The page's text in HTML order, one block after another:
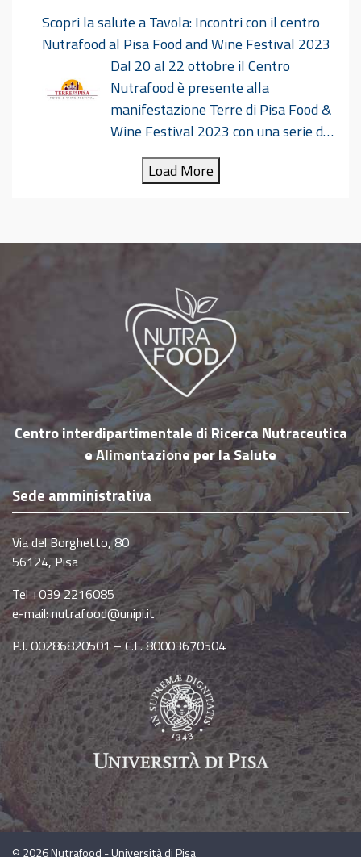
contemporanea: norme sensoriali e norme
sperimentali nel settore alimentare”
nell’ambito del Nutridialogo. Norme sensoriali e
sperimentali_15-16 marzo 2024.pdf
Scopri la salute a Tavola: Incontri con il centro
Nutrafood al Pisa Food and Wine Festival 2023
Dal 20 al 22 ottobre il Centro
Nutrafood è presente alla
manifestazione Terre di Pisa Food &
Wine Festival 2023 con una serie di
iniziative dal titolo “Scopri la salute a Tavola”.
Durante tutta la durata della manifestazione
indicazioni sugli alimenti ed una dieta
equilibrata, nonché sugli accorgimenti e
precauzioni da seguire per garantire la
sicurezza (aspetti igienico-sanitari) degli
alimenti. Il “Terre di Pisa Food & Wine Festival”
nasce con lo scopo di proporre e far degustare
prodotti e ricette della migliore tradizione
enogastronomica delle “Terre di Pisa”, con
un’attenzione alla salute ed…
Load More
Centro interdipartimentale di Ricerca Nutraceutica
e Alimentazione per la Salute
Sede amministrativa
Via del Borghetto, 80
56124, Pisa
Tel +039 2216085
e-mail:nutrafood@unipi.it
P.I. 00286820501 – C.F. 80003670504
© 2026Nutrafood - Università di Pisa